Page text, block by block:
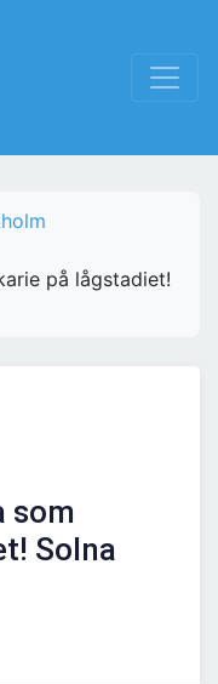
på lågstadiet!
som
Solna